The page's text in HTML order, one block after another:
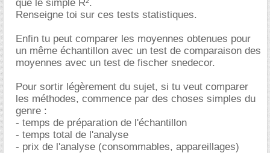
que le simple R².
Renseigne toi sur ces tests statistiques.
Enfin tu peut comparer les moyennes obtenues pour
un même échantillon avec un test de comparaison des
moyennes avec un test de fischer snedecor.
Pour sortir légèrement du sujet, si tu veut comparer
les méthodes, commence par des choses simples du
genre :
- temps de préparation de l'échantillon
- temps total de l'analyse
- prix de l'analyse (consommables, appareillages)